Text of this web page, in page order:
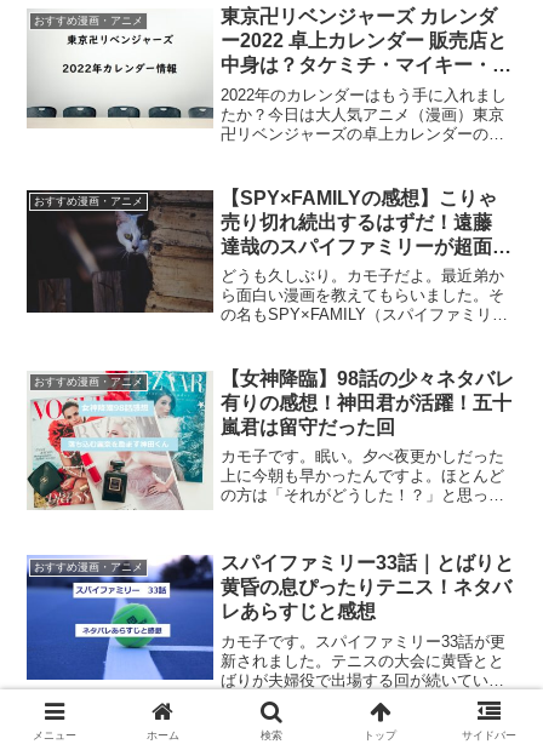
必要もあるのかなと思いました。では、
日本沈没2020の...
おすすめ漫画・アニメ
東京卍リベンジャーズ カレンダ
ー2022 卓上カレンダー 販売店と
中身は？タケミチ・マイキー・ド
ラケン？
2022年のカレンダーはもう手に入れまし
たか？今日は大人気アニメ（漫画）東京
卍リベンジャーズの卓上カレンダーのご
京リベンジャーズ デスクカレンダー
2022』机に...
おすすめ漫画・アニメ
【SPY×FAMILYの感想】こりゃ
売り切れ続出するはずだ！遠藤
達哉のスパイファミリーが超面白
い
どうも久しぶり。カモ子だよ。最近弟か
ら面白い漫画を教えてもらいました。そ
の名もSPY×FAMILY（スパイファミリ
んだよぅ！！！ と思っていたのですが、
なんと一度読み...
おすすめ漫画・アニメ
【女神降臨】98話の少々ネタバレ
有りの感想！神田君が活躍！五十
嵐君は留守だった回
カモ子です。眠い。夕べ夜更かしだった
上に今朝も早かったんですよ。ほとんど
の方は「それがどうした！？」と思って
想です。（ネタバレ含む）タイミング悪
いにもほどがある！麗奈...
おすすめ漫画・アニメ
スパイファミリー33話｜とばりと
黄昏の息ぴったりテニス！ネタバ
レあらすじと感想
カモ子です。スパイファミリー33話が更
新されました。テニスの大会に黄昏とと
ばりが夫婦役で出場する回が続いていま
したが・・・今回ようやく決着がつきま
したー！！（パチパチパチ）ここまでも
のすごい踏ん張りを見せた黄昏＆とばり
メニュー ホーム 検索 トップ サイドバー